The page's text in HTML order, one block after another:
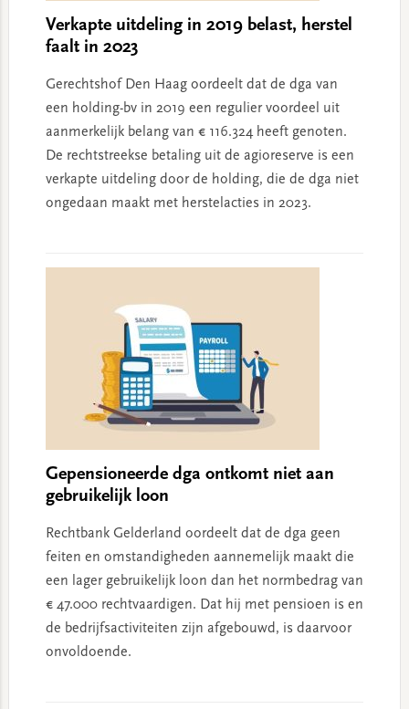
Verkapte uitdeling in 2019 belast, herstel
faalt in 2023
Gerechtshof Den Haag oordeelt dat de dga van
een holding-bv in 2019 een regulier voordeel uit
aanmerkelijk belang van € 116.324 heeft genoten.
De rechtstreekse betaling uit de agioreserve is een
verkapte uitdeling door de holding, die de dga niet
ongedaan maakt met herstelacties in 2023.
Gepensioneerde dga ontkomt niet aan
gebruikelijk loon
Rechtbank Gelderland oordeelt dat de dga geen
feiten en omstandigheden aannemelijk maakt die
een lager gebruikelijk loon dan het normbedrag van
€ 47.000 rechtvaardigen. Dat hij met pensioen is en
de bedrijfsactiviteiten zijn afgebouwd, is daarvoor
onvoldoende.